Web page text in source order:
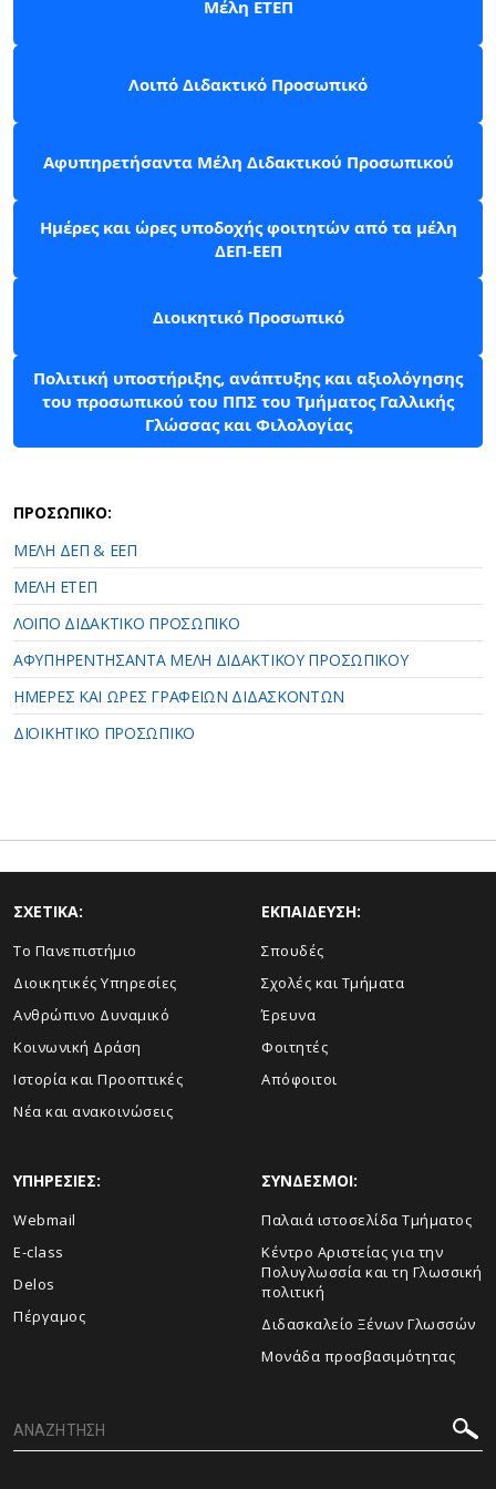
Μέλη ΕΤΕΠ
Λοιπό Διδακτικό Προσωπικό
Αφυπηρετήσαντα Μέλη Διδακτικού Προσωπικού
Ημέρες και ώρες υποδοχής φοιτητών από τα μέλη
ΔΕΠ-ΕΕΠ
Διοικητικό Προσωπικό
Πολιτική υποστήριξης, ανάπτυξης και αξιολόγησης
του προσωπικού του ΠΠΣ του Τμήματος Γαλλικής
Γλώσσας και Φιλολογίας
ΠΡΟΣΩΠΙΚΟ:
ΜΕΛΗ ΔΕΠ & ΕΕΠ
ΜΕΛΗ ΕΤΕΠ
ΛΟΙΠΟ ΔΙΔΑΚΤΙΚΟ ΠΡΟΣΩΠΙΚΟ
ΑΦΥΠΗΡΕΝΤΗΣΑΝΤΑ ΜΕΛΗ ΔΙΔΑΚΤΙΚΟΥ ΠΡΟΣΩΠΙΚΟΥ
ΗΜΕΡΕΣ ΚΑΙ ΩΡΕΣ ΓΡΑΦΕΙΩΝ ΔΙΔΑΣΚΟΝΤΩΝ
ΔΙΟΙΚΗΤΙΚΟ ΠΡΟΣΩΠΙΚΟ
ΣΧΕΤΙΚΑ:
Το Πανεπιστήμιο
Διοικητικές Υπηρεσίες
Ανθρώπινο Δυναμικό
Κοινωνική Δράση
Ιστορία και Προοπτικές
Νέα και ανακοινώσεις
ΕΚΠΑΙΔΕΥΣΗ:
Σπουδές
Σχολές και Τμήματα
Έρευνα
Φοιτητές
Απόφοιτοι
ΥΠΗΡΕΣΙΕΣ:
Webmail
E-class
Delos
Πέργαμος
ΣΥΝΔΕΣΜΟΙ:
Παλαιά ιστοσελίδα Τμήματος
Κέντρο Αριστείας για την
Πολυγλωσσία και τη Γλωσσική
πολιτική
Διδασκαλείο Ξένων Γλωσσών
Μονάδα προσβασιμότητας